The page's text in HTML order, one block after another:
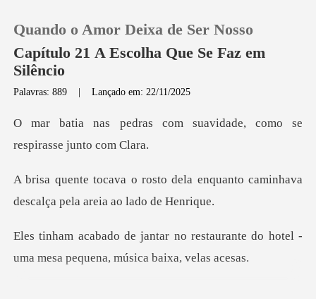
Loja
Histórico
Quando o Amor Deixa de Ser Nosso
Capítulo 21 A Escolha Que Se Faz em
Silêncio
Palavras: 889 |Lançado em: 22/11/2025
om suavidade, como se
re
ela enquanto caminhava
descalça
restaurante do hotel -
uma mesa p